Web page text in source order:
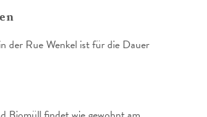
der Rue Wenkel ist für die Dauer